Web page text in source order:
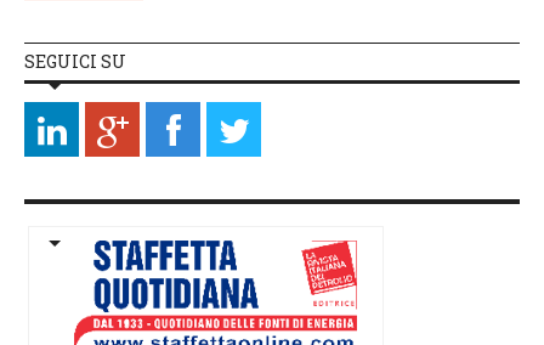
SEGUICI SU